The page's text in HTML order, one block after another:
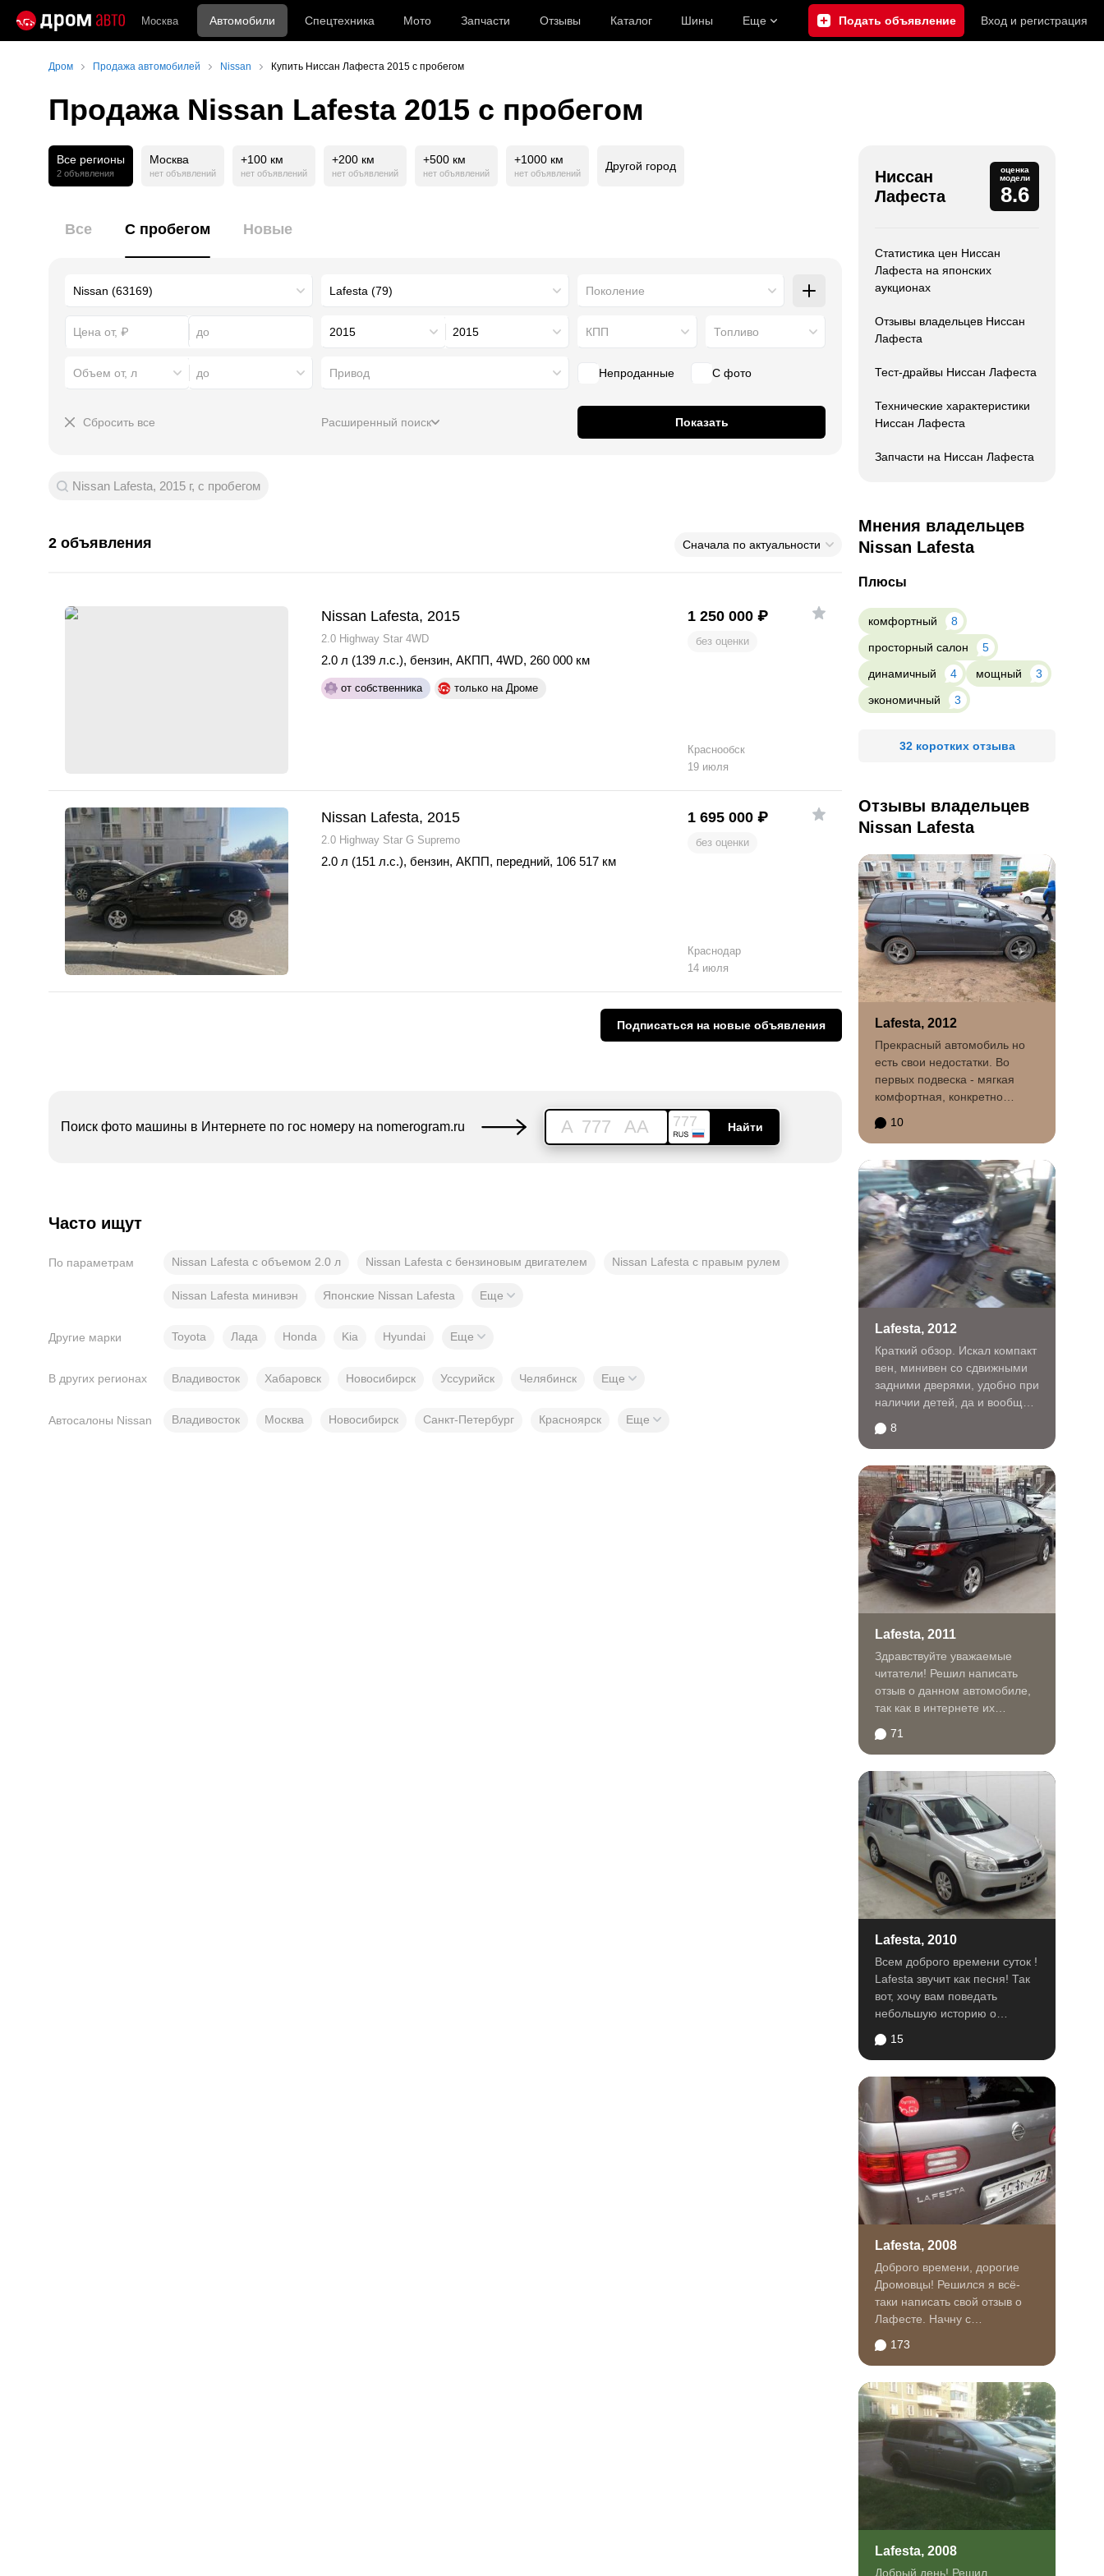
Москва Автомобили Спецтехника Мото Запчасти Отзывы Каталог Шины Еще Подать объявление Вход и регистрация
Дром Продажа автомобилей Nissan Купить Ниссан Лафеста 2015 с пробегом
Продажа Nissan Lafesta 2015 с пробегом
Все регионы
2 объявления
Москва
нет объявлений
+100 км
нет объявлений
+200 км
нет объявлений
+500 км
нет объявлений
+1000 км
нет объявлений
Другой город
Все С пробегом Новые
Поколение
2015 2015 КПП Топливо
Объем от, л до Привод Непроданные С фото
Сбросить все Расширенный поиск Показать
Nissan Lafesta, 2015 г, с пробегом
2 объявления Сначала по актуальности
Nissan Lafesta, 2015
2.0 Highway Star 4WD
2.0 л (139 л.с.), бензин, АКПП, 4WD, 260 000 км
от собственника только на Дроме
1 250 000 ₽
без оценки
Краснообск
19 июля
Nissan Lafesta, 2015
2.0 Highway Star G Supremo
2.0 л (151 л.с.), бензин, АКПП, передний, 106 517 км
1 695 000 ₽
без оценки
Краснодар
14 июля
Подписаться на новые объявления
Поиск фото машины в Интернете по гос номеру на nomerogram.ru A 777 AA 777 Найти
Часто ищут
По параметрам Nissan Lafesta с объемом 2.0 л Nissan Lafesta с бензиновым двигателем Nissan Lafesta с правым рулем
Nissan Lafesta минивэн Японские Nissan Lafesta Еще
Другие марки Toyota Лада Honda Kia Hyundai Еще
В других регионах Владивосток Хабаровск Новосибирск Уссурийск Челябинск Еще
Автосалоны Nissan Владивосток Москва Новосибирск Санкт-Петербург Красноярск Еще
Ниссан
Лафеста
оценка
модели
8.6
Статистика цен Ниссан
Лафеста на японских
аукционах
Отзывы владельцев Ниссан
Лафеста
Тест-драйвы Ниссан Лафеста
Технические характеристики
Ниссан Лафеста
Запчасти на Ниссан Лафеста
Мнения владельцев
Nissan Lafesta
Плюсы
комфортный
8
просторный салон
5
динамичный
4 мощный
3
экономичный
3
32 коротких отзыва
Отзывы владельцев
Nissan Lafesta
Lafesta, 2012
Прекрасный автомобиль но
есть свои недостатки. Во
первых подвеска - мягкая
комфортная, конкретно
10
Lafesta, 2012
Краткий обзор. Искал компакт
вен, минивен со сдвижными
задними дверями, удобно при
наличии детей, да и вообще
8
Lafesta, 2011
Здравствуйте уважаемые
читатели! Решил написать
отзыв о данном автомобиле,
так как в интернете их
71
Lafesta, 2010
Всем доброго времени суток !
Lafesta звучит как песня! Так
вот, хочу вам поведать
небольшую историю о
15
Lafesta, 2008
Доброго времени, дорогие
Дромовцы! Решился я всё-
таки написать свой отзыв о
Лафесте. Начну с
владел...
173
Lafesta, 2008
Добрый день! Решил